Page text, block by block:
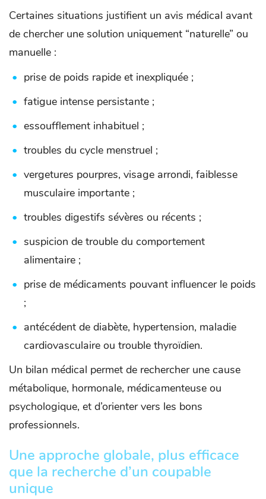
Certaines situations justifient un avis médical avant
de chercher une solution uniquement “naturelle” ou
manuelle :
prise de poids rapide et inexpliquée ;
fatigue intense persistante ;
essoufflement inhabituel ;
troubles du cycle menstruel ;
vergetures pourpres, visage arrondi, faiblesse
musculaire importante ;
troubles digestifs sévères ou récents ;
suspicion de trouble du comportement
alimentaire ;
prise de médicaments pouvant influencer le poids
;
antécédent de diabète, hypertension, maladie
cardiovasculaire ou trouble thyroïdien.
Un bilan médical permet de rechercher une cause
métabolique, hormonale, médicamenteuse ou
psychologique, et d’orienter vers les bons
professionnels.
Une approche globale, plus efficace
que la recherche d’un coupable
unique